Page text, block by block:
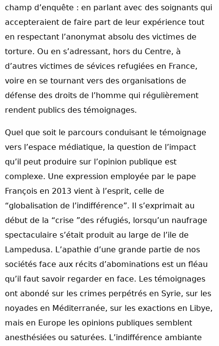
champ d’enquête : en parlant avec des soignants qui
accepteraient de faire part de leur expérience tout
en respectant l’anonymat absolu des victimes de
torture. Ou en s’adressant, hors du Centre, à
d’autres victimes de sévices refugiées en France,
voire en se tournant vers des organisations de
défense des droits de l’homme qui régulièrement
rendent publics des témoignages.
Quel que soit le parcours conduisant le témoignage
vers l’espace médiatique, la question de l’impact
qu’il peut produire sur l’opinion publique est
complexe. Une expression employée par le pape
François en 2013 vient à l’esprit, celle de
“globalisation de l’indifférence”. Il s’exprimait au
début de la “crise ”des réfugiés, lorsqu’un naufrage
spectaculaire s’était produit au large de l’ile de
Lampedusa. L’apathie d’une grande partie de nos
sociétés face aux récits d’abominations est un fléau
qu’il faut savoir regarder en face. Les témoignages
ont abondé sur les crimes perpétrés en Syrie, sur les
noyades en Méditerranée, sur les exactions en Libye,
mais en Europe les opinions publiques semblent
anesthésiées ou saturées. L’indifférence ambiante